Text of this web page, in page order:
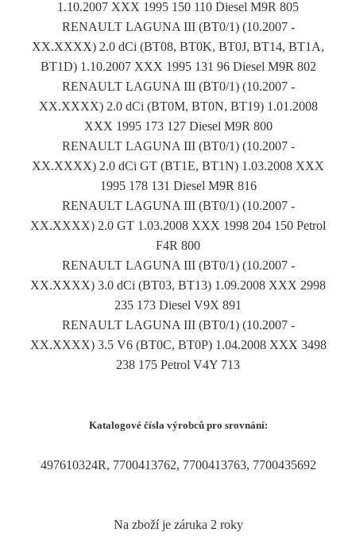
1.10.2007 XXX 1995 150 110 Diesel M9R 805
RENAULT LAGUNA III (BT0/1) (10.2007 -
XX.XXXX) 2.0 dCi (BT08, BT0K, BT0J, BT14, BT1A,
BT1D) 1.10.2007 XXX 1995 131 96 Diesel M9R 802
RENAULT LAGUNA III (BT0/1) (10.2007 -
XX.XXXX) 2.0 dCi (BT0M, BT0N, BT19) 1.01.2008
XXX 1995 173 127 Diesel M9R 800
RENAULT LAGUNA III (BT0/1) (10.2007 -
XX.XXXX) 2.0 dCi GT (BT1E, BT1N) 1.03.2008 XXX
1995 178 131 Diesel M9R 816
RENAULT LAGUNA III (BT0/1) (10.2007 -
XX.XXXX) 2.0 GT 1.03.2008 XXX 1998 204 150 Petrol
F4R 800
RENAULT LAGUNA III (BT0/1) (10.2007 -
XX.XXXX) 3.0 dCi (BT03, BT13) 1.09.2008 XXX 2998
235 173 Diesel V9X 891
RENAULT LAGUNA III (BT0/1) (10.2007 -
XX.XXXX) 3.5 V6 (BT0C, BT0P) 1.04.2008 XXX 3498
238 175 Petrol V4Y 713
Katalogové čísla výrobců pro srovnání:
497610324R, 7700413762, 7700413763, 7700435692
Na zboží je záruka 2 roky